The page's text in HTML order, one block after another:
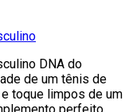
DNA do
de um tênis de
toque limpos de um